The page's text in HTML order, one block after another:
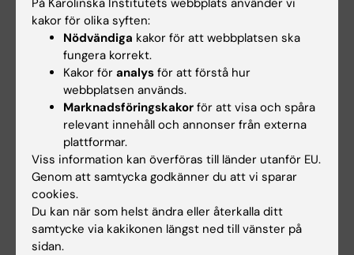
Tags
Cancer och onkologi
Gynekologi
Uppdaterad av:
Anne Hammarskjöld 2024-04-16
Dela
På Karolinska Institutets webbplats använder vi
kakor för olika syften:
Nödvändiga kakor för att webbplatsen ska
fungera korrekt.
Kakor för analys för att förstå hur
webbplatsen används.
Marknadsföringskakor för att visa och spåra
relevant innehåll och annonser från externa
plattformar.
Viss information kan överföras till länder utanför EU.
Genom att samtycka godkänner du att vi sparar
cookies.
Du kan när som helst ändra eller återkalla ditt
samtycke via kakikonen längst ned till vänster på
sidan.